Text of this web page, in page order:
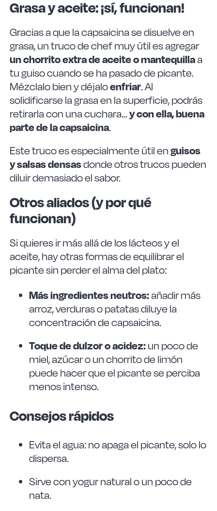
Grasa y aceite: ¡sí, funcionan!
Gracias a que la capsaicina se disuelve en
grasa, un truco de chef muy útil es agregar
un chorrito extra de aceite o mantequillaa
tu guiso cuando se ha pasado de picante.
Mézclalo bien y déjaloenfriar. Al
solidificarse la grasa en la superficie, podrás
retirarla con una cuchara…y con ella, buena
parte de la capsaicina.
Este truco es especialmente útil enguisos
y salsas densasdonde otros trucos pueden
diluir demasiado el sabor.
Otros aliados (y por qué
funcionan)
Si quieres ir más allá de los lácteos y el
aceite, hay otras formas de equilibrar el
picante sin perder el alma del plato:
Más ingredientes neutros:añadir más
arroz, verduras o patatas diluye la
concentración de capsaicina.
Toque de dulzor o acidez:un poco de
miel, azúcar o un chorrito de limón
puede hacer que el picante se perciba
menos intenso.
Consejos rápidos
Evita el agua: no apaga el picante, solo lo
dispersa.
Sirve con yogur natural o un poco de
nata.